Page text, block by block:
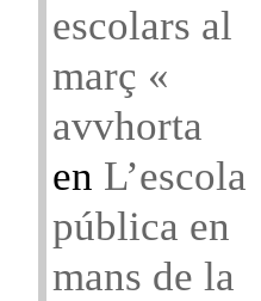
escolars al
març «
avvhorta
en L’escola
pública en
mans de la